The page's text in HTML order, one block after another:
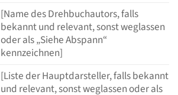
[Name des Drehbuchautors, falls
bekannt und relevant, sonst weglassen
oder als „Siehe Abspann“
kennzeichnen]
[Liste der Hauptdarsteller, falls bekannt
und relevant, sonst weglassen oder als